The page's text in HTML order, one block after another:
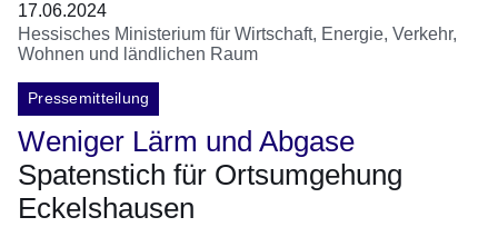
17.06.2024
Hessisches Ministerium für Wirtschaft, Energie, Verkehr,
Wohnen und ländlichen Raum
Pressemitteilung
Weniger Lärm und Abgase
Spatenstich für Ortsumgehung
Eckelshausen